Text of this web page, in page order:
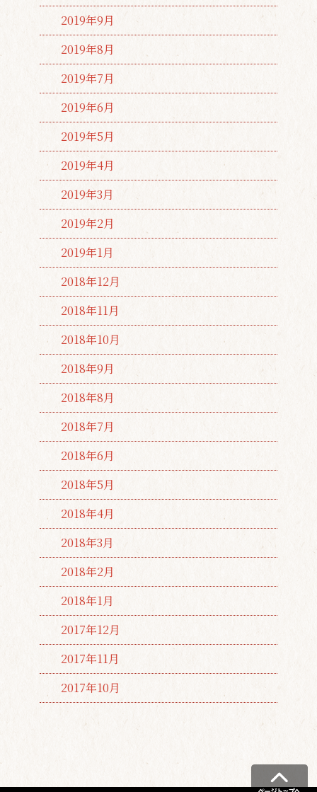
2019年9月
2019年8月
2019年7月
2019年6月
2019年5月
2019年4月
2019年3月
2019年2月
2019年1月
2018年12月
2018年11月
2018年10月
2018年9月
2018年8月
2018年7月
2018年6月
2018年5月
2018年4月
2018年3月
2018年2月
2018年1月
2017年12月
2017年11月
2017年10月